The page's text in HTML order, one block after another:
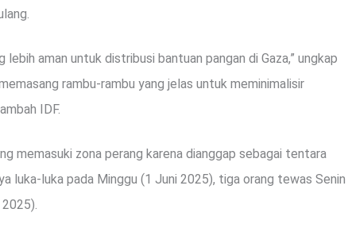
aman untuk distribusi bantuan pangan di Gaza,” ungkap
rambu-rambu yang jelas untuk meminimalisir
IDF.
memasuki zona perang karena dianggap sebagai tentara
luka-luka pada Minggu (1 Juni 2025), tiga orang tewas Senin